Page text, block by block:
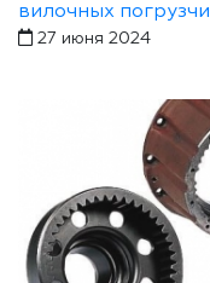
вилочных
27 июня 2024